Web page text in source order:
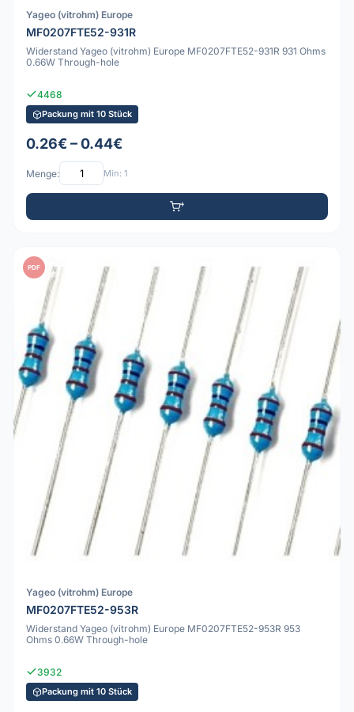
Yageo (vitrohm) Europe
MF0207FTE52-931R
Widerstand Yageo (vitrohm) Europe MF0207FTE52-931R 931 Ohms
0.66W Through-hole
4468
Packung mit 10 Stück
0.26€ – 0.44€
Menge: Min: 1
PDF
Yageo (vitrohm) Europe
MF0207FTE52-953R
Widerstand Yageo (vitrohm) Europe MF0207FTE52-953R 953
Ohms 0.66W Through-hole
3932
Packung mit 10 Stück